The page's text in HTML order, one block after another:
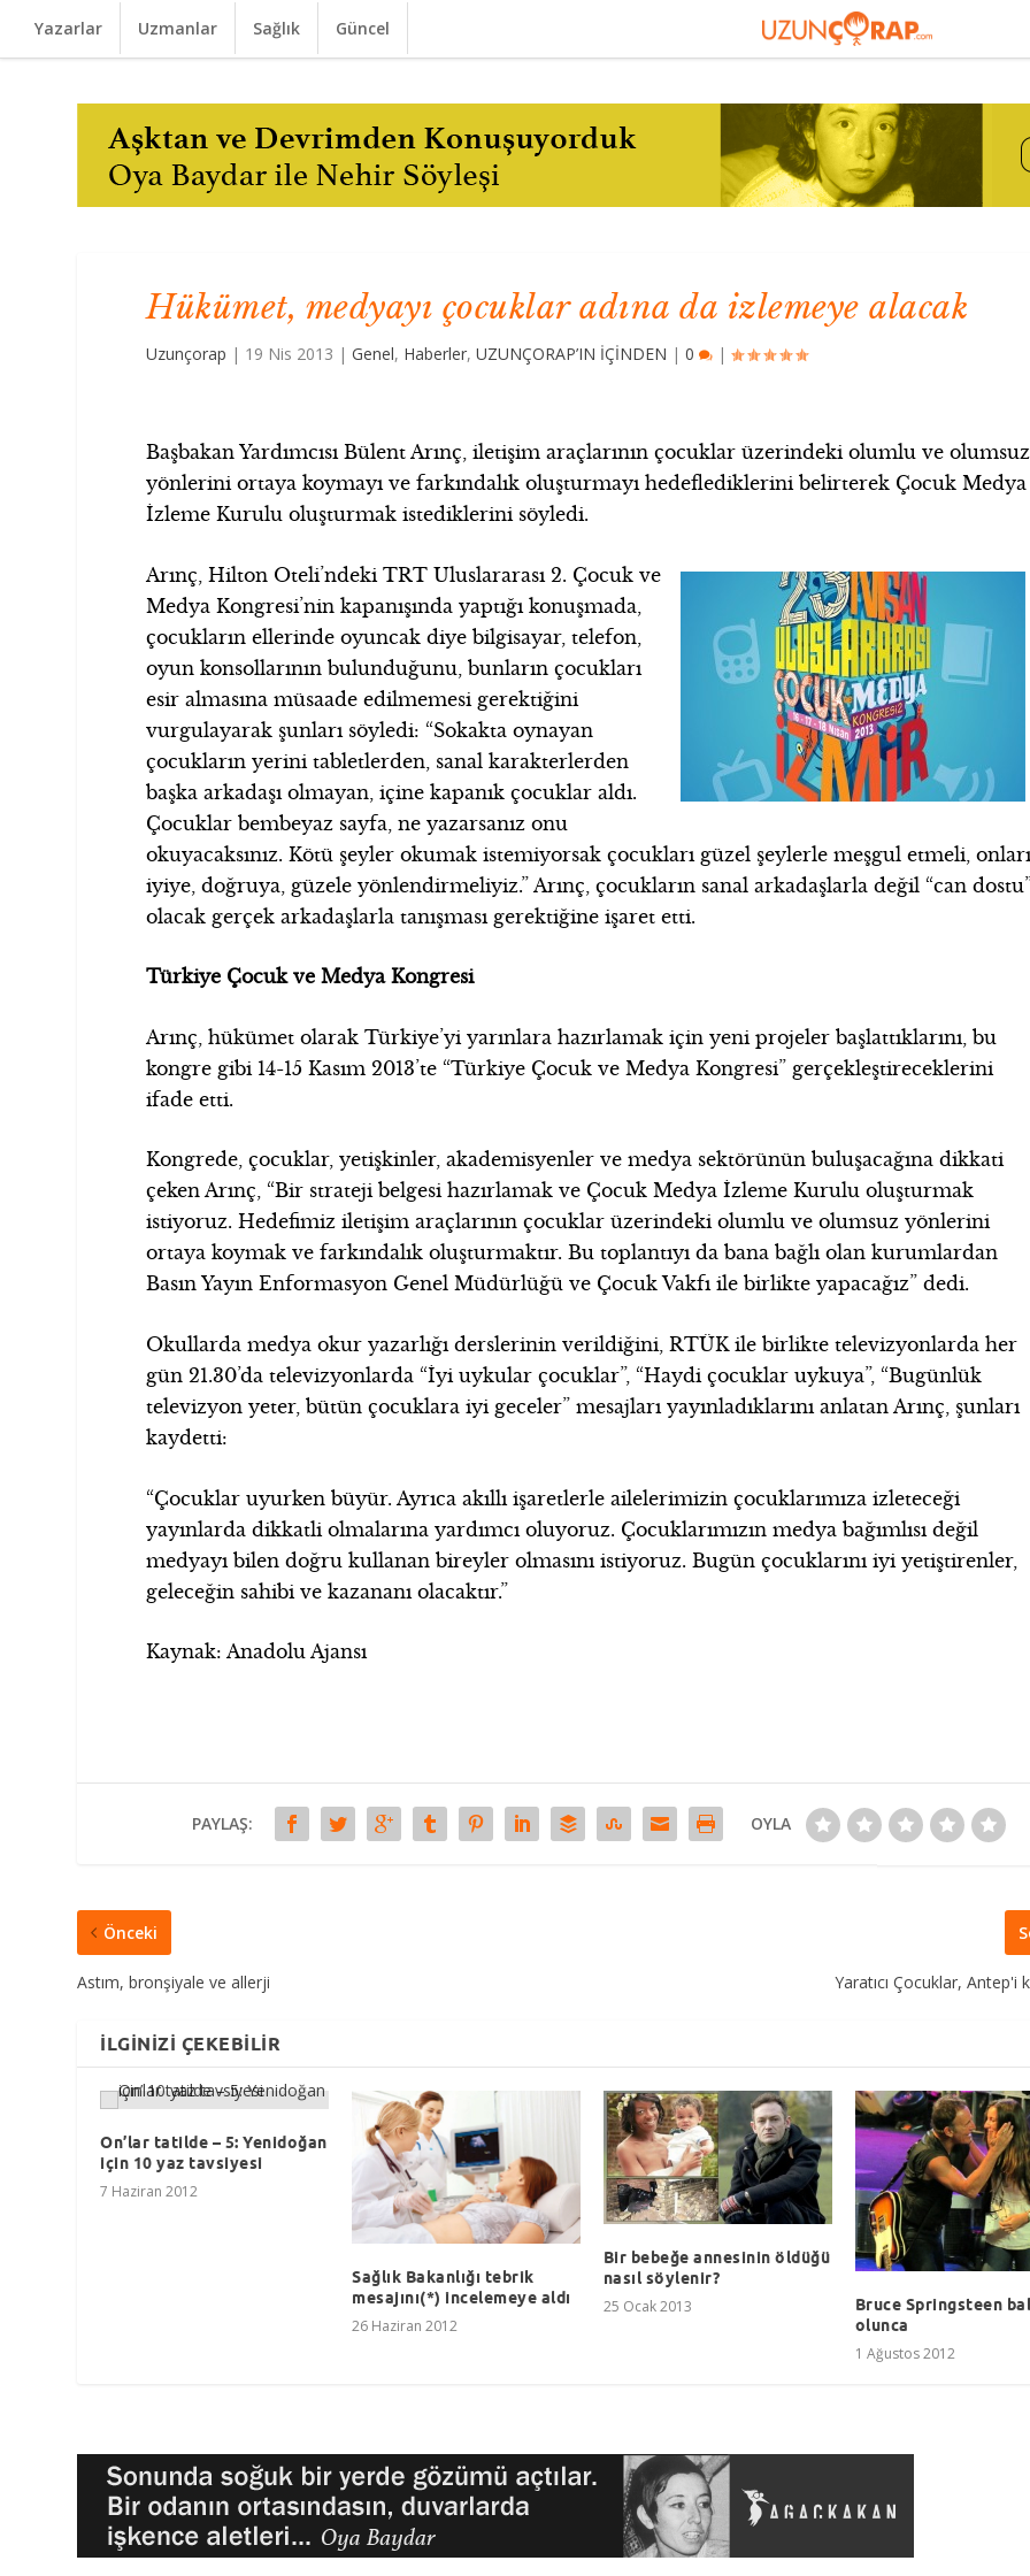
Yazarlar Uzmanlar Sağlık Güncel
Hükümet, medyayı çocuklar adına da izlemeye alacak
Uzunçorap | 19 Nis 2013 |Genel, Haberler,UZUNÇORAP’IN İÇİNDEN |0 |
Başbakan Yardımcısı Bülent Arınç, iletişim araçlarının çocuklar üzerindeki olumlu ve olumsuz
yönlerini ortaya koymayı ve farkındalık oluşturmayı hedeflediklerini belirterek Çocuk Medya
İzleme Kurulu oluşturmak istediklerini söyledi.
Arınç, Hilton Oteli’ndeki TRT Uluslararası 2. Çocuk ve
Medya Kongresi’nin kapanışında yaptığı konuşmada,
çocukların ellerinde oyuncak diye bilgisayar, telefon,
oyun konsollarının bulunduğunu, bunların çocukları
esir almasına müsaade edilmemesi gerektiğini
vurgulayarak şunları söyledi: “Sokakta oynayan
çocukların yerini tabletlerden, sanal karakterlerden
başka arkadaşı olmayan, içine kapanık çocuklar aldı.
Çocuklar bembeyaz sayfa, ne yazarsanız onu
okuyacaksınız. Kötü şeyler okumak istemiyorsak çocukları güzel şeylerle meşgul etmeli,
iyiye, doğruya, güzele yönlendirmeliyiz.” Arınç, çocukların sanal arkadaşlarla değil “can
olacak gerçek arkadaşlarla tanışması gerektiğine işaret etti.
Türkiye Çocuk ve Medya Kongresi
Arınç, hükümet olarak Türkiye’yi yarınlara hazırlamak için yeni projeler başlattıklarını, bu
kongre gibi 14-15 Kasım 2013’te “Türkiye Çocuk ve Medya Kongresi” gerçekleştireceklerini
ifade etti.
Kongrede, çocuklar, yetişkinler, akademisyenler ve medya sektörünün buluşacağına dikkati
çeken Arınç, “Bir strateji belgesi hazırlamak ve Çocuk Medya İzleme Kurulu oluşturmak
istiyoruz. Hedefimiz iletişim araçlarının çocuklar üzerindeki olumlu ve olumsuz yönlerini
ortaya koymak ve farkındalık oluşturmaktır. Bu toplantıyı da bana bağlı olan kurumlardan
Basın Yayın Enformasyon Genel Müdürlüğü ve Çocuk Vakfı ile birlikte yapacağız” dedi.
Okullarda medya okur yazarlığı derslerinin verildiğini, RTÜK ile birlikte televizyonlarda her
gün 21.30’da televizyonlarda “İyi uykular çocuklar”, “Haydi çocuklar uykuya”, “Bugünlük
televizyon yeter, bütün çocuklara iyi geceler” mesajları yayınladıklarını anlatan Arınç, şunları
kaydetti:
“Çocuklar uyurken büyür. Ayrıca akıllı işaretlerle ailelerimizin çocuklarımıza izleteceği
yayınlarda dikkatli olmalarına yardımcı oluyoruz. Çocuklarımızın medya bağımlısı değil
medyayı bilen doğru kullanan bireyler olmasını istiyoruz. Bugün çocuklarını iyi yetiştirenler,
geleceğin sahibi ve kazananı olacaktır.”
Kaynak: Anadolu Ajansı
PAYLAŞ: OYLA
Önceki
Astım, bronşiyale ve allerji Yaratıcı Çocuklar, Antep'i
İLGINIZI ÇEKEBILIR
On’lar tatilde – 5: Yenidoğan
için 10 yaz tavsiyesi
7 Haziran 2012
Sağlık Bakanlığı tebrik
mesajını(*) incelemeye aldı
26 Haziran 2012
Bir bebeğe annesinin öldüğü
nasıl söylenir?
25 Ocak 2013
Bruce Springsteen
olunca
1 Ağustos 2012